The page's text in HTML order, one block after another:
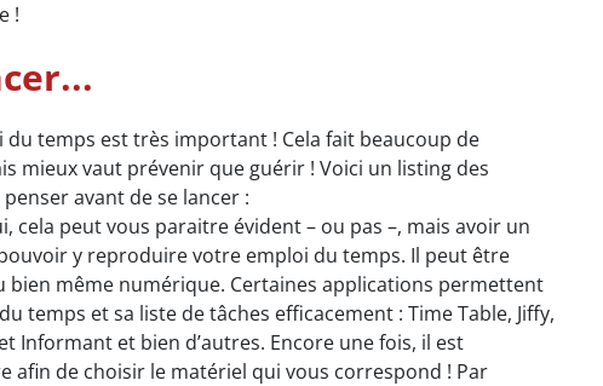
!
du temps est très important ! Cela fait beaucoup de
mieux vaut prévenir que guérir ! Voici un listing des
avant de se lancer :
cela peut vous paraitre évident – ou pas –, mais avoir un
y reproduire votre emploi du temps. Il peut être
bien même numérique. Certaines applications permettent
temps et sa liste de tâches efficacement : Time Table, Jiffy,
Informant et bien d’autres. Encore une fois, il est
afin de choisir le matériel qui vous correspond ! Par